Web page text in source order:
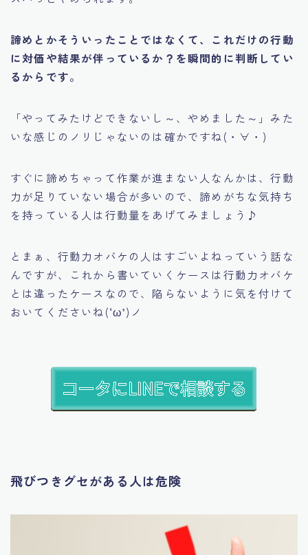
諦めとかそういったことではなくて、これだけの行動
に対価や結果が伴っているか？を瞬間的に判断してい
るからです。
「やってみたけどできないし～、やめました～」 みた
いな感じのノリじゃないのは確かですね(・∀・)
すぐに諦めちゃって作業が進まない人なんかは、行動
力が足りていない場合が多い ので、諦めがちな気持ち
を持っている人は行動量をあげてみましょう♪
とまぁ、行動力オバケの人はすごいよねっていう話な
んですが、これから書いていくケースは行動力オバケ
とは違ったケースなので、陥らないように気を付けて
おいてくださいね(‘ω’)ノ
飛びつきグセがある人は危険